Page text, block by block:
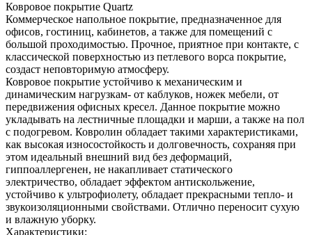
Ковровое покрытие Quartz
Коммерческое напольное покрытие, предназначенное для
офисов, гостиниц, кабинетов, а также для помещений с
большой проходимостью. Прочное, приятное при контакте, с
классической поверхностью из петлевого ворса покрытие,
создаст неповторимую атмосферу.
Ковровое покрытие устойчиво к механическим и
динамическим нагрузкам- от каблуков, ножек мебели, от
передвижения офисных кресел. Данное покрытие можно
укладывать на лестничные площадки и марши, а также на пол
с подогревом. Ковролин обладает такими характеристиками,
как высокая износостойкость и долговечность, сохраняя при
этом идеальный внешний вид без деформаций,
гиппоаллергенен, не накапливает статического
электричество, обладает эффектом антискольжение,
устойчиво к ультрофиолету, обладает прекрасными тепло- и
звукоизоляционными свойствами. Отлично переносит сухую
и влажную уборку.
Характеристики: